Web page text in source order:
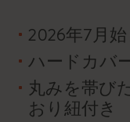
2026年7月
ハードカバ
丸みを帯び
おり紐付き